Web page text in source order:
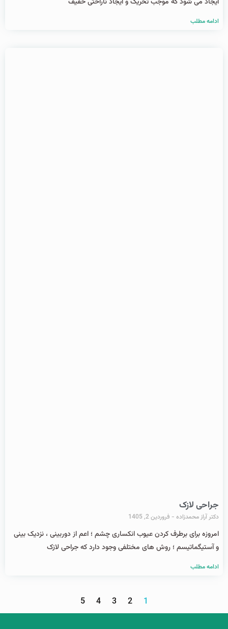
ادامه مطلب
جراحی لازک
دکتر آراز محمدزاده فروردین 2, 1405
امروزه برای برطرف کردن عیوب انکساری چشم ؛ اعم از دوربینی ، نزدیک بینی
و آستیگماتیسم ؛ روش های مختلفی وجود دارد که جراحی لازک
ادامه مطلب
1
2
3
4
5